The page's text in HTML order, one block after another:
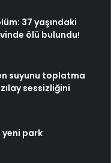
37 yaşındaki
ölü bulundu!
suyunu toplatma
sessizliğini
yeni park